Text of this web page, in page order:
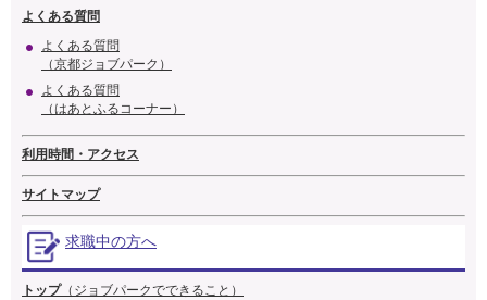
よくある質問
よくある質問
（京都ジョブパーク）
よくある質問
（はあとふるコーナー）
利用時間・アクセス
サイトマップ
求職中の方へ
トップ（ジョブパークでできること）